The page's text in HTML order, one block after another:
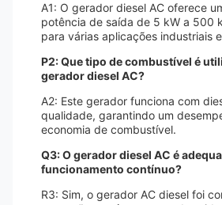
A1: O gerador diesel AC oferece
potência de saída de 5 kW a 500
para várias aplicações industriais
P2: Que tipo de combustível é
gerador diesel AC?
A2: Este gerador funciona com
qualidade, garantindo um
economia de combustível.
Q3: O gerador diesel AC é
funcionamento contínuo?
R3: Sim, o gerador AC diesel foi